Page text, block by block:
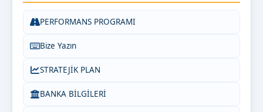
PERFORMANS PROGRAMI
Bize Yazın
STRATEJİK PLAN
BANKA BİLGİLERİ